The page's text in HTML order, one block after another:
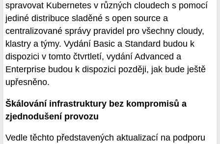
spravovat Kubernetes v různých cloudech s pomocí
jediné distribuce sladěné s open source a
centralizované správy pravidel pro všechny cloudy,
klastry a týmy. Vydání Basic a Standard budou k
dispozici v tomto čtvrtletí, vydání Advanced a
Enterprise budou k dispozici později, jak bude ještě
upřesněno.
Škálování infrastruktury bez kompromisů a
zjednodušení provozu
Vedle těchto představených aktualizací na podporu